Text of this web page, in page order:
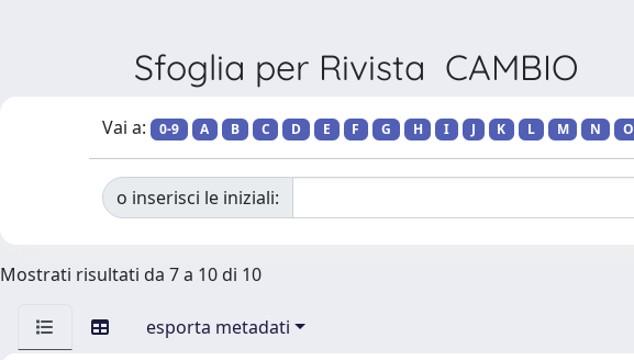
Sfoglia per Rivista CAMBIO
Vai a: 0-9 A B C D E F G H I J K L M N O
o inserisci le iniziali:
Mostrati risultati da 7 a 10 di 10
esporta metadati